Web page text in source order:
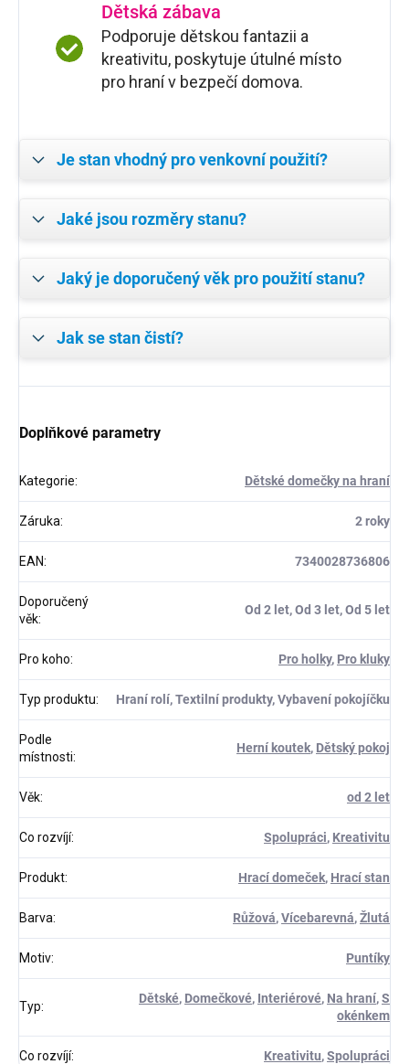
Dětská zábava
Podporuje dětskou fantazii a
kreativitu, poskytuje útulné místo
pro hraní v bezpečí domova.
Je stan vhodný pro venkovní použití?
Jaké jsou rozměry stanu?
Jaký je doporučený věk pro použití stanu?
Jak se stan čistí?
Doplňkové parametry
Kategorie: Dětské domečky na hraní
Záruka: 2 roky
EAN: 7340028736806
Doporučený
věk:
Od 2 let, Od 3 let, Od 5 let
Pro koho: Pro holky, Pro kluky
Typ produktu: Hraní rolí, Textilní produkty, Vybavení pokojíčku
Podle
místnosti:
Herní koutek, Dětský pokoj
Věk: od 2 let
Co rozvíjí: Spolupráci, Kreativitu
Produkt: Hrací domeček, Hrací stan
Barva: Růžová,Vícebarevná,Žlutá
Motiv: Puntíky
Typ:
Dětské, Domečkové, Interiérové, Na hraní,S
okénkem
Co rozvíjí: Kreativitu,Spolupráci